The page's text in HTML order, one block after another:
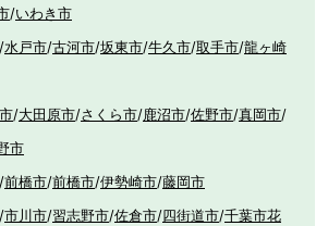
/いわき市
/水戸市/古河市/坂東市/牛久市/取手市/龍ヶ崎
/大田原市/さくら市/鹿沼市/佐野市/真岡市/
市
/前橋市/前橋市/伊勢崎市/藤岡市
/市川市/習志野市/佐倉市/四街道市/千葉市花